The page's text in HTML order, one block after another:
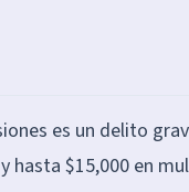
es un delito
hasta $15,000 en